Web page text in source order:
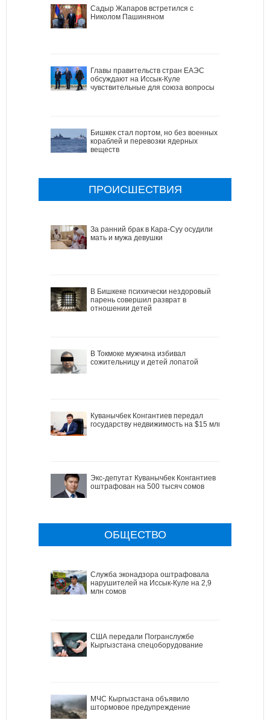
Садыр Жапаров встретился с
Николом Пашиняном
Главы правительств стран ЕАЭС
обсуждают на Иссык-Куле
чувствительные для союза вопросы
Бишкек стал портом, но без военных
кораблей и перевозки ядерных
веществ
ПРОИСШЕСТВИЯ
За ранний брак в Кара-Суу осудили
мать и мужа девушки
В Бишкеке психически нездоровый
парень совершил разврат в
отношении детей
В Токмоке мужчина избивал
сожительницу и детей лопатой
Куванычбек Конгантиев передал
государству недвижимость на $15 млн
Экс-депутат Куванычбек Конгантиев
оштрафован на 500 тысяч сомов
ОБЩЕСТВО
Служба эконадзора оштрафовала
нарушителей на Иссык-Куле на 2,9
млн сомов
США передали Погранслужбе
Кыргызстана спецоборудование
МЧС Кыргызстана объявило
штормовое предупреждение